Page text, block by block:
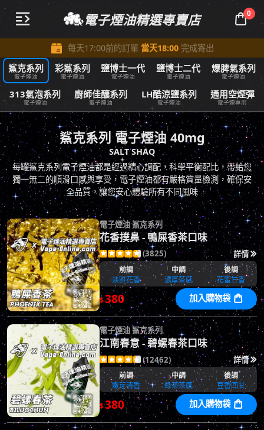
 電子煙油精選專賣店 0
每天17:00前的訂單當天18:00完成寄出
滿減優惠進行中：所有訂單商品金額滿$3,300 減
 全部商品享受在7天鑑賞期內免費退換服務
鯊克系列
電子煙油
彩鯊系列
電子煙油
鹽博士一代
電子煙油
鹽博士二代
電子煙油
爆脾氣系列
電子煙油
313氣泡系列
電子煙油
廚師佳釀系列
電子煙油
LH酷涼鹽系列
電子煙油
通用空煙彈
電子煙專用
鯊克系列 電子煙油 40mg
SALT SHAQ
每罐鯊克系列電子煙油都是經過精心調配，科學平衡配比，帶給您
獨一無二的順滑口感與享受，電子煙油都有嚴格質量檢測，確保安
全品質，讓您安心體驗所有不同風味
電子煙油 鯊克系列
花香撲鼻 - 鴨屎香茶口味
     (3825) 詳情 
前調 中調
後調
淡雅花香
濃厚茶感 花蜜甘香
$380 加入購物袋 
電子煙油 鯊克系列
江南春意 - 碧螺春茶口味
     (12462) 詳情 
前調 中調
後調
嫩芽清香
綠茶茶感 豆香回甘
$380 加入購物袋 